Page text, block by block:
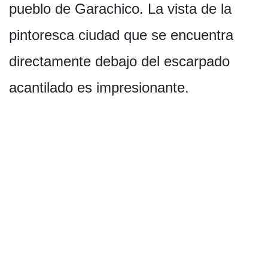
pueblo de Garachico. La vista de la
pintoresca ciudad que se encuentra
directamente debajo del escarpado
acantilado es impresionante.